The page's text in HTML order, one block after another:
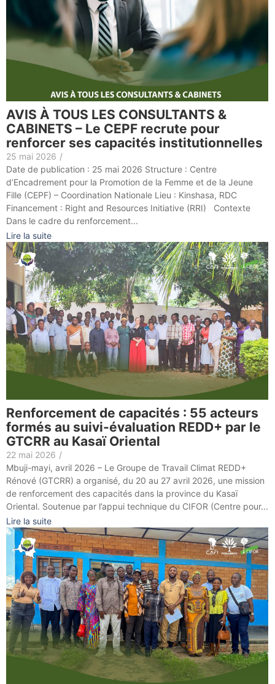
AVIS À TOUS LES CONSULTANTS &
CABINETS – Le CEPF recrute pour
renforcer ses capacités institutionnelles
25 mai 2026 /
Date de publication : 25 mai 2026 Structure : Centre
d’Encadrement pour la Promotion de la Femme et de la Jeune
Fille (CEPF) – Coordination Nationale Lieu : Kinshasa, RDC
Financement : Right and Resources Initiative (RRI) Contexte
Dans le cadre du renforcement...
Lire la suite
Renforcement de capacités : 55 acteurs
formés au suivi-évaluation REDD+ par le
GTCRR au Kasaï Oriental
22 mai 2026 /
Mbuji-mayi, avril 2026 – Le Groupe de Travail Climat REDD+
Rénové (GTCRR) a organisé, du 20 au 27 avril 2026, une mission
de renforcement des capacités dans la province du Kasaï
Oriental. Soutenue par l’appui technique du CIFOR (Centre pour...
Lire la suite